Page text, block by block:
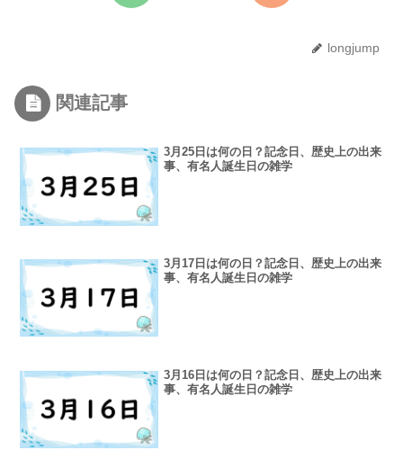
longjump
関連記事
3月25日は何の日？記念日、歴史上の出来
事、有名人誕生日の雑学
3月17日は何の日？記念日、歴史上の出来
事、有名人誕生日の雑学
3月16日は何の日？記念日、歴史上の出来
事、有名人誕生日の雑学